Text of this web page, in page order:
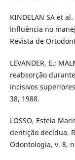
KINDELAN SA et
influência no
Revista de
LEVANDER, E.;
reabsorção
incisivos
38, 1988.
LOSSO, Estela
dentição decídua.
Odontologia, v. 8,